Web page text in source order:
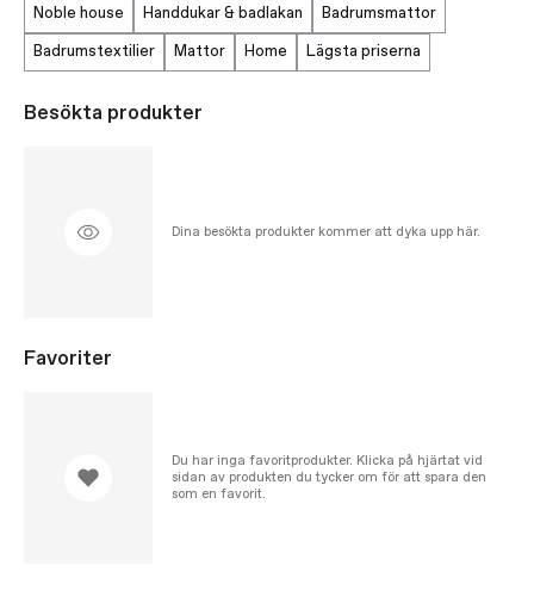
noble house handdukar & badlakan
badrumsmattor
badrumstextilier
mattor home lägsta priserna
Besökta produkter
Dina besökta produkter kommer att dyka upp här.
Favoriter
Du har inga favoritprodukter. Klicka på hjärtat vid
sidan av produkten du tycker om för att spara den
som en favorit.